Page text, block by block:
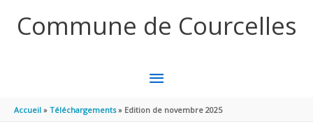
Commune de Courcelles
MENU
PRINCIPAL
Accueil Téléchargements Edition de novembre 2025